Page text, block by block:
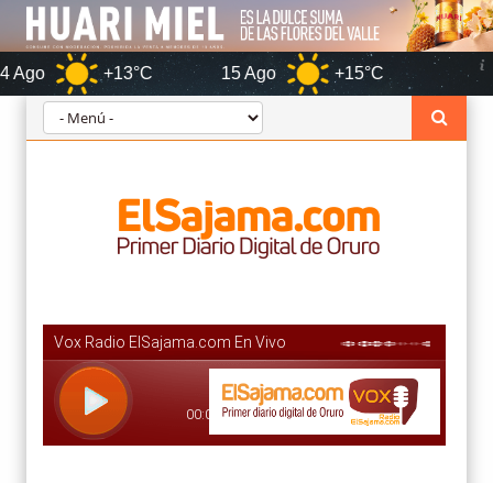
+13°C 15 Ago +15°C Oruro